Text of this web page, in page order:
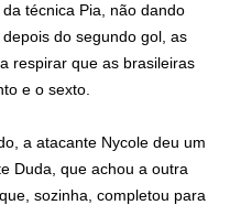
técnica Pia, não dando
do segundo gol, as
respirar que as brasileiras
e o sexto.
a atacante Nycole deu um
Duda, que achou a outra
sozinha, completou para